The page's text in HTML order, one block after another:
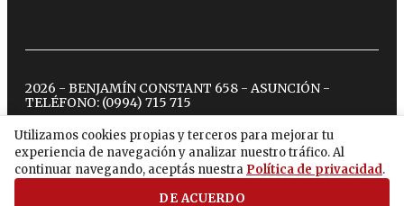
Utilizamos cookies propias y terceros para mejorar tu
experiencia de navegación y analizar nuestro tráfico. Al
continuar navegando, aceptás nuestra Política de privacidad.
DE ACUERDO
2026 - BENJAMÍN CONSTANT 658 - ASUNCIÓN -
TELÉFONO: (0994) 715 715
twitterinstagram
facebook
tiktokyoutubespotify